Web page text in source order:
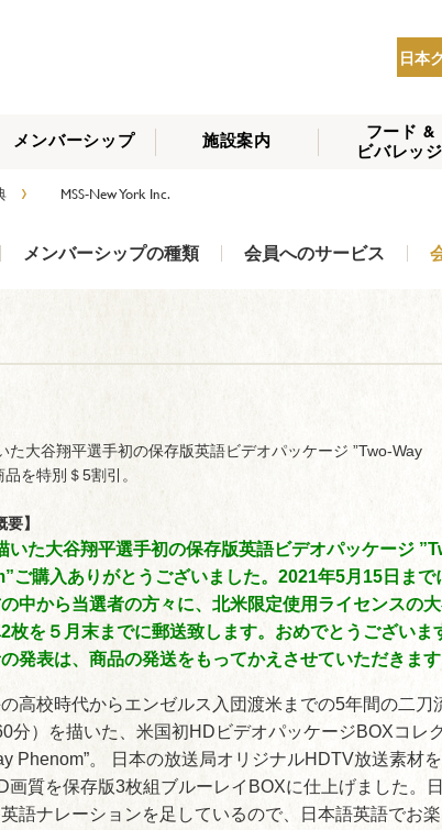
日本
メンバーシップ
メンバーシップの種
会員へのサービス
会員特典
THE NIPPON CLUB
NEWS
入会方法
施設案内
フード &
ビバレッジ
› MSS-New York Inc.
メンバーシップの種類 会員へのサービス
た大谷翔平選手初の保存版英語ビデオパッケージ ”Two-Way
を特別＄5割引。
】
いた大谷翔平選手初の保存版英語ビデオパッケージ
ご購入ありがとうございました。2021年5月15日まで
中から当選者の方々に、北米限定使用ライセンスの
枚を５月末までに郵送致します。おめでとうございま
発表は、商品の発送をもってかえさせていただきます
高校時代からエンゼルス入団渡米までの5年間の二刀
分）を描いた、米国初HDビデオパッケージBOXコレ
Phenom”。 日本の放送局オリジナルHDTV放送素材
画質を保存版3枚組ブルーレイBOXに仕上げました。
語ナレーションを足しているので、日本語英語でお楽